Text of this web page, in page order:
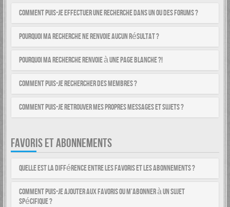
Comment puis-je effectuer une recherche dans un ou des forums ?
Pourquoi ma recherche ne renvoie aucun résultat ?
Pourquoi ma recherche renvoie à une page blanche ?!
Comment puis-je rechercher des membres ?
Comment puis-je retrouver mes propres messages et sujets ?
FAVORIS ET ABONNEMENTS
Quelle est la différence entre les favoris et les abonnements ?
Comment puis-je ajouter aux favoris ou m’abonner à un sujet
spécifique ?